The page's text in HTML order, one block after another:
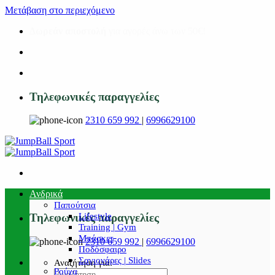
Μετάβαση στο περιεχόμενο
Τηλεφωνικές παραγγελίες
2310 659 992 | 6996629100
Τηλεφωνικές παραγγελίες
2310 659 992 | 6996629100
Αναζήτηση για:
Ανδρικά
Παπούτσια
Lifestyle
Training | Gym
Μπάσκετ
Ποδόσφαιρο
Σαγιονάρες | Slides
Ρούχα